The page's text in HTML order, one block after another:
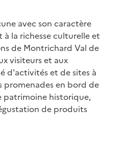
avec son caractère
la richesse culturelle et
de Montrichard Val de
visiteurs et aux
d'activités et de sites à
promenades en bord de
patrimoine historique,
de produits